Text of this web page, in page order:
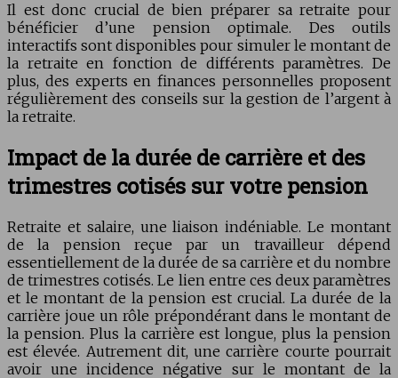
Il est donc crucial de bien préparer sa retraite pour
bénéficier d’une pension optimale. Des outils
interactifs sont disponibles pour simuler le montant de
la retraite en fonction de différents paramètres. De
plus, des experts en finances personnelles proposent
régulièrement des conseils sur la gestion de l’argent à
la retraite.
Impact de la durée de carrière et des
trimestres cotisés sur votre pension
Retraite et salaire, une liaison indéniable. Le montant
de la pension reçue par un travailleur dépend
essentiellement de la durée de sa carrière et du nombre
de trimestres cotisés. Le lien entre ces deux paramètres
et le montant de la pension est crucial. La durée de la
carrière joue un rôle prépondérant dans le montant de
la pension. Plus la carrière est longue, plus la pension
est élevée. Autrement dit, une carrière courte pourrait
avoir une incidence négative sur le montant de la